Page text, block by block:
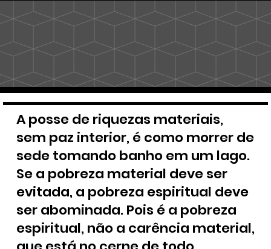
A posse de riquezas materiais,
sem paz interior, é como morrer de
sede tomando banho em um lago.
Se a pobreza material deve ser
evitada, a pobreza espiritual deve
ser abominada. Pois é a pobreza
espiritual, não a carência material,